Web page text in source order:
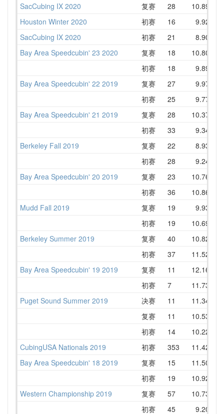
SacCubing IX 2020
复赛 28 10.89
Houston Winter 2020
初赛 16 9.92
SacCubing IX 2020
初赛 21 8.90
Bay Area Speedcubin' 23 2020
复赛 18 10.80
初赛
18 9.89
Bay Area Speedcubin' 22 2019
复赛 27 9.97
初赛
25 9.77
Bay Area Speedcubin' 21 2019
复赛 28 10.37
初赛
33 9.34
Berkeley Fall 2019
复赛 22 8.93
初赛
28 9.24
Bay Area Speedcubin' 20 2019
复赛 23 10.76
初赛
36 10.86
Mudd Fall 2019
复赛 19 9.93
初赛
19 10.69
Berkeley Summer 2019
复赛 40 10.82
初赛
37 11.52
Bay Area Speedcubin' 19 2019
复赛 11 12.16
初赛
7 11.73
Puget Sound Summer 2019
决赛 11 11.34
复赛
11 10.53
初赛
14 10.22
CubingUSA Nationals 2019
初赛 353 11.42
Bay Area Speedcubin' 18 2019
复赛 15 11.50
初赛
19 10.92
Western Championship 2019
复赛 57 10.73
初赛
45 9.20